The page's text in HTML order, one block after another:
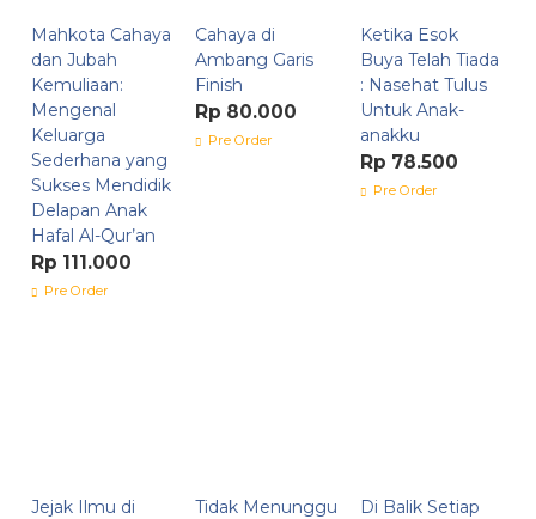
Mahkota Cahaya
dan Jubah
Kemuliaan:
Mengenal
Keluarga
Sederhana yang
Sukses Mendidik
Delapan Anak
Hafal Al-Qur’an
Rp 111.000
Pre Order
Cahaya di
Ambang Garis
Finish
Rp 80.000
Pre Order
Ketika Esok
Buya Telah Tiada
: Nasehat Tulus
Untuk Anak-
anakku
Rp 78.500
Pre Order
Jejak Ilmu di
Tidak Menunggu
Di Balik Setiap